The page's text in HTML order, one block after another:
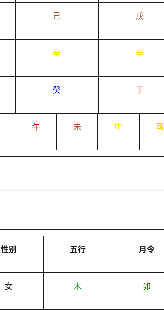
己 戊
辛 辛
癸 丁
午 未 申 酉
性别 五行 月令
女 木 卯